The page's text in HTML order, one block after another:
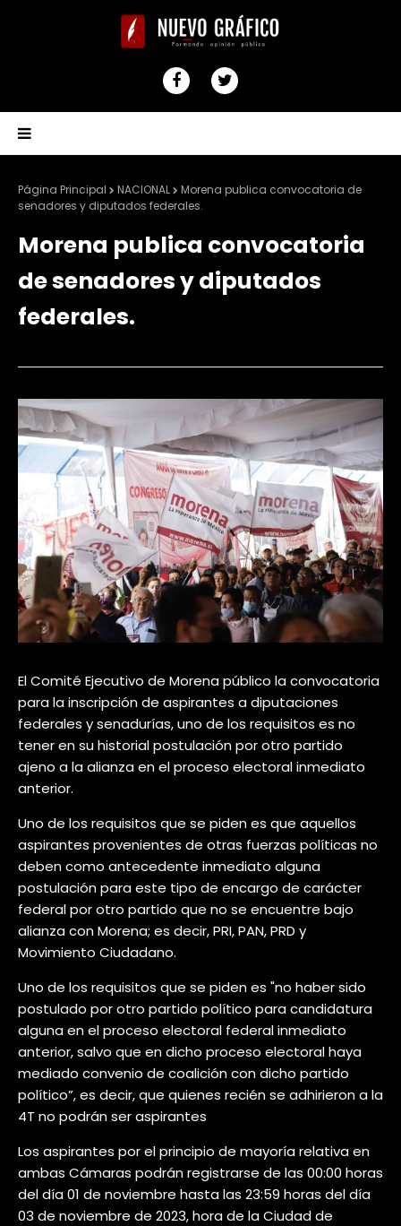
Página Principal NACIONAL
Morena publica convocatoria de
senadores y diputados federales.
Morena publica convocatoria
de senadores y diputados
federales.
El Comité Ejecutivo de Morena público la convocatoria
para la inscripción de aspirantes a diputaciones
federales y senadurías, uno de los requisitos es no
tener en su historial postulación por otro partido
ajeno a la alianza en el proceso electoral inmediato
anterior.
Uno de los requisitos que se piden es que aquellos
aspirantes provenientes de otras fuerzas políticas no
deben como antecedente inmediato alguna
postulación para este tipo de encargo de carácter
federal por otro partido que no se encuentre bajo
alianza con Morena; es decir, PRI, PAN, PRD y
Movimiento Ciudadano.
Uno de los requisitos que se piden es "no haber sido
postulado por otro partido político para candidatura
alguna en el proceso electoral federal inmediato
anterior, salvo que en dicho proceso electoral haya
mediado convenio de coalición con dicho partido
político”, es decir, que quienes recién se adhirieron a la
4T no podrán ser aspirantes
Los aspirantes por el principio de mayoría relativa en
ambas Cámaras podrán registrarse de las 00:00 horas
del día 01 de noviembre hasta las 23:59 horas del día
03 de noviembre de 2023, hora de la Ciudad de